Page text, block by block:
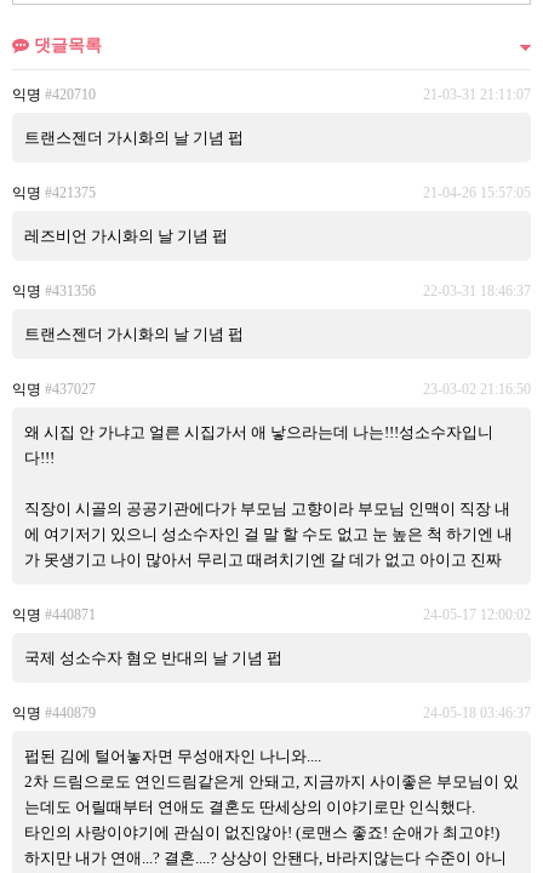
댓글목록
익명 #420710 21-03-31 21:11:07
트랜스젠더 가시화의 날 기념 펍
익명 #421375 21-04-26 15:57:05
레즈비언 가시화의 날 기념 펍
익명 #431356 22-03-31 18:46:37
트랜스젠더 가시화의 날 기념 펍
익명 #437027 23-03-02 21:16:50
왜 시집 안 가냐고 얼른 시집가서 애 낳으라는데 나는!!!성소수자입니
다!!!
직장이 시골의 공공기관에다가 부모님 고향이라 부모님 인맥이 직장 내
에 여기저기 있으니 성소수자인 걸 말 할 수도 없고 눈 높은 척 하기엔 내
가 못생기고 나이 많아서 무리고 때려치기엔 갈 데가 없고 아이고 진짜
익명 #440871 24-05-17 12:00:02
국제 성소수자 혐오 반대의 날 기념 펍
익명 #440879 24-05-18 03:46:37
펍된 김에 털어놓자면 무성애자인 나니와....
2차 드림으로도 연인드림같은게 안돼고, 지금까지 사이좋은 부모님이 있
는데도 어릴때부터 연애도 결혼도 딴세상의 이야기로만 인식했다.
타인의 사랑이야기에 관심이 없진않아! (로맨스 좋죠! 순애가 최고야!)
하지만 내가 연애...? 결혼....? 상상이 안됀다, 바라지않는다 수준이 아니